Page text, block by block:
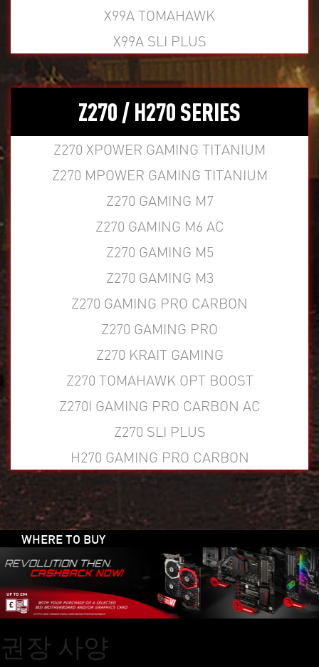
X99A TOMAHAWK
X99A SLI PLUS
Z270 / H270 SERIES
Z270 XPOWER GAMING TITANIUM
Z270 MPOWER GAMING TITANIUM
Z270 GAMING M7
Z270 GAMING M6 AC
Z270 GAMING M5
Z270 GAMING M3
Z270 GAMING PRO CARBON
Z270 GAMING PRO
Z270 KRAIT GAMING
Z270 TOMAHAWK OPT BOOST
Z270I GAMING PRO CARBON AC
Z270 SLI PLUS
H270 GAMING PRO CARBON
WHERE TO BUY
권장 사양